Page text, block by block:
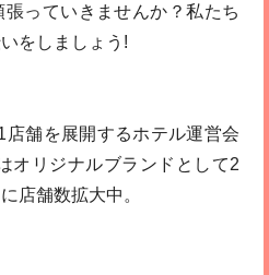
っていきませんか？私たち
をしましょう!
舗を展開するホテル運営会
オリジナルブランドとして2
店舗数拡大中。